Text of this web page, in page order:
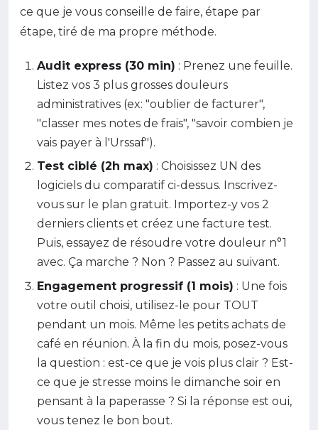
ce que je vous conseille de faire, étape par
étape, tiré de ma propre méthode.
Audit express (30 min) : Prenez une feuille.
Listez vos 3 plus grosses douleurs
administratives (ex: "oublier de facturer",
"classer mes notes de frais", "savoir combien je
vais payer à l'Urssaf").
Test ciblé (2h max) : Choisissez UN des
logiciels du comparatif ci-dessus. Inscrivez-
vous sur le plan gratuit. Importez-y vos 2
derniers clients et créez une facture test.
Puis, essayez de résoudre votre douleur n°1
avec. Ça marche ? Non ? Passez au suivant.
Engagement progressif (1 mois) : Une fois
votre outil choisi, utilisez-le pour TOUT
pendant un mois. Même les petits achats de
café en réunion. À la fin du mois, posez-vous
la question : est-ce que je vois plus clair ? Est-
ce que je stresse moins le dimanche soir en
pensant à la paperasse ? Si la réponse est oui,
vous tenez le bon bout.